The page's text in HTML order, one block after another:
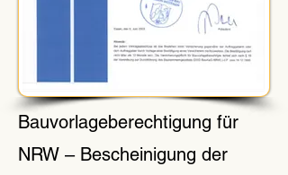
Bauvorlageberechtigung für
NRW – Bescheinigung der